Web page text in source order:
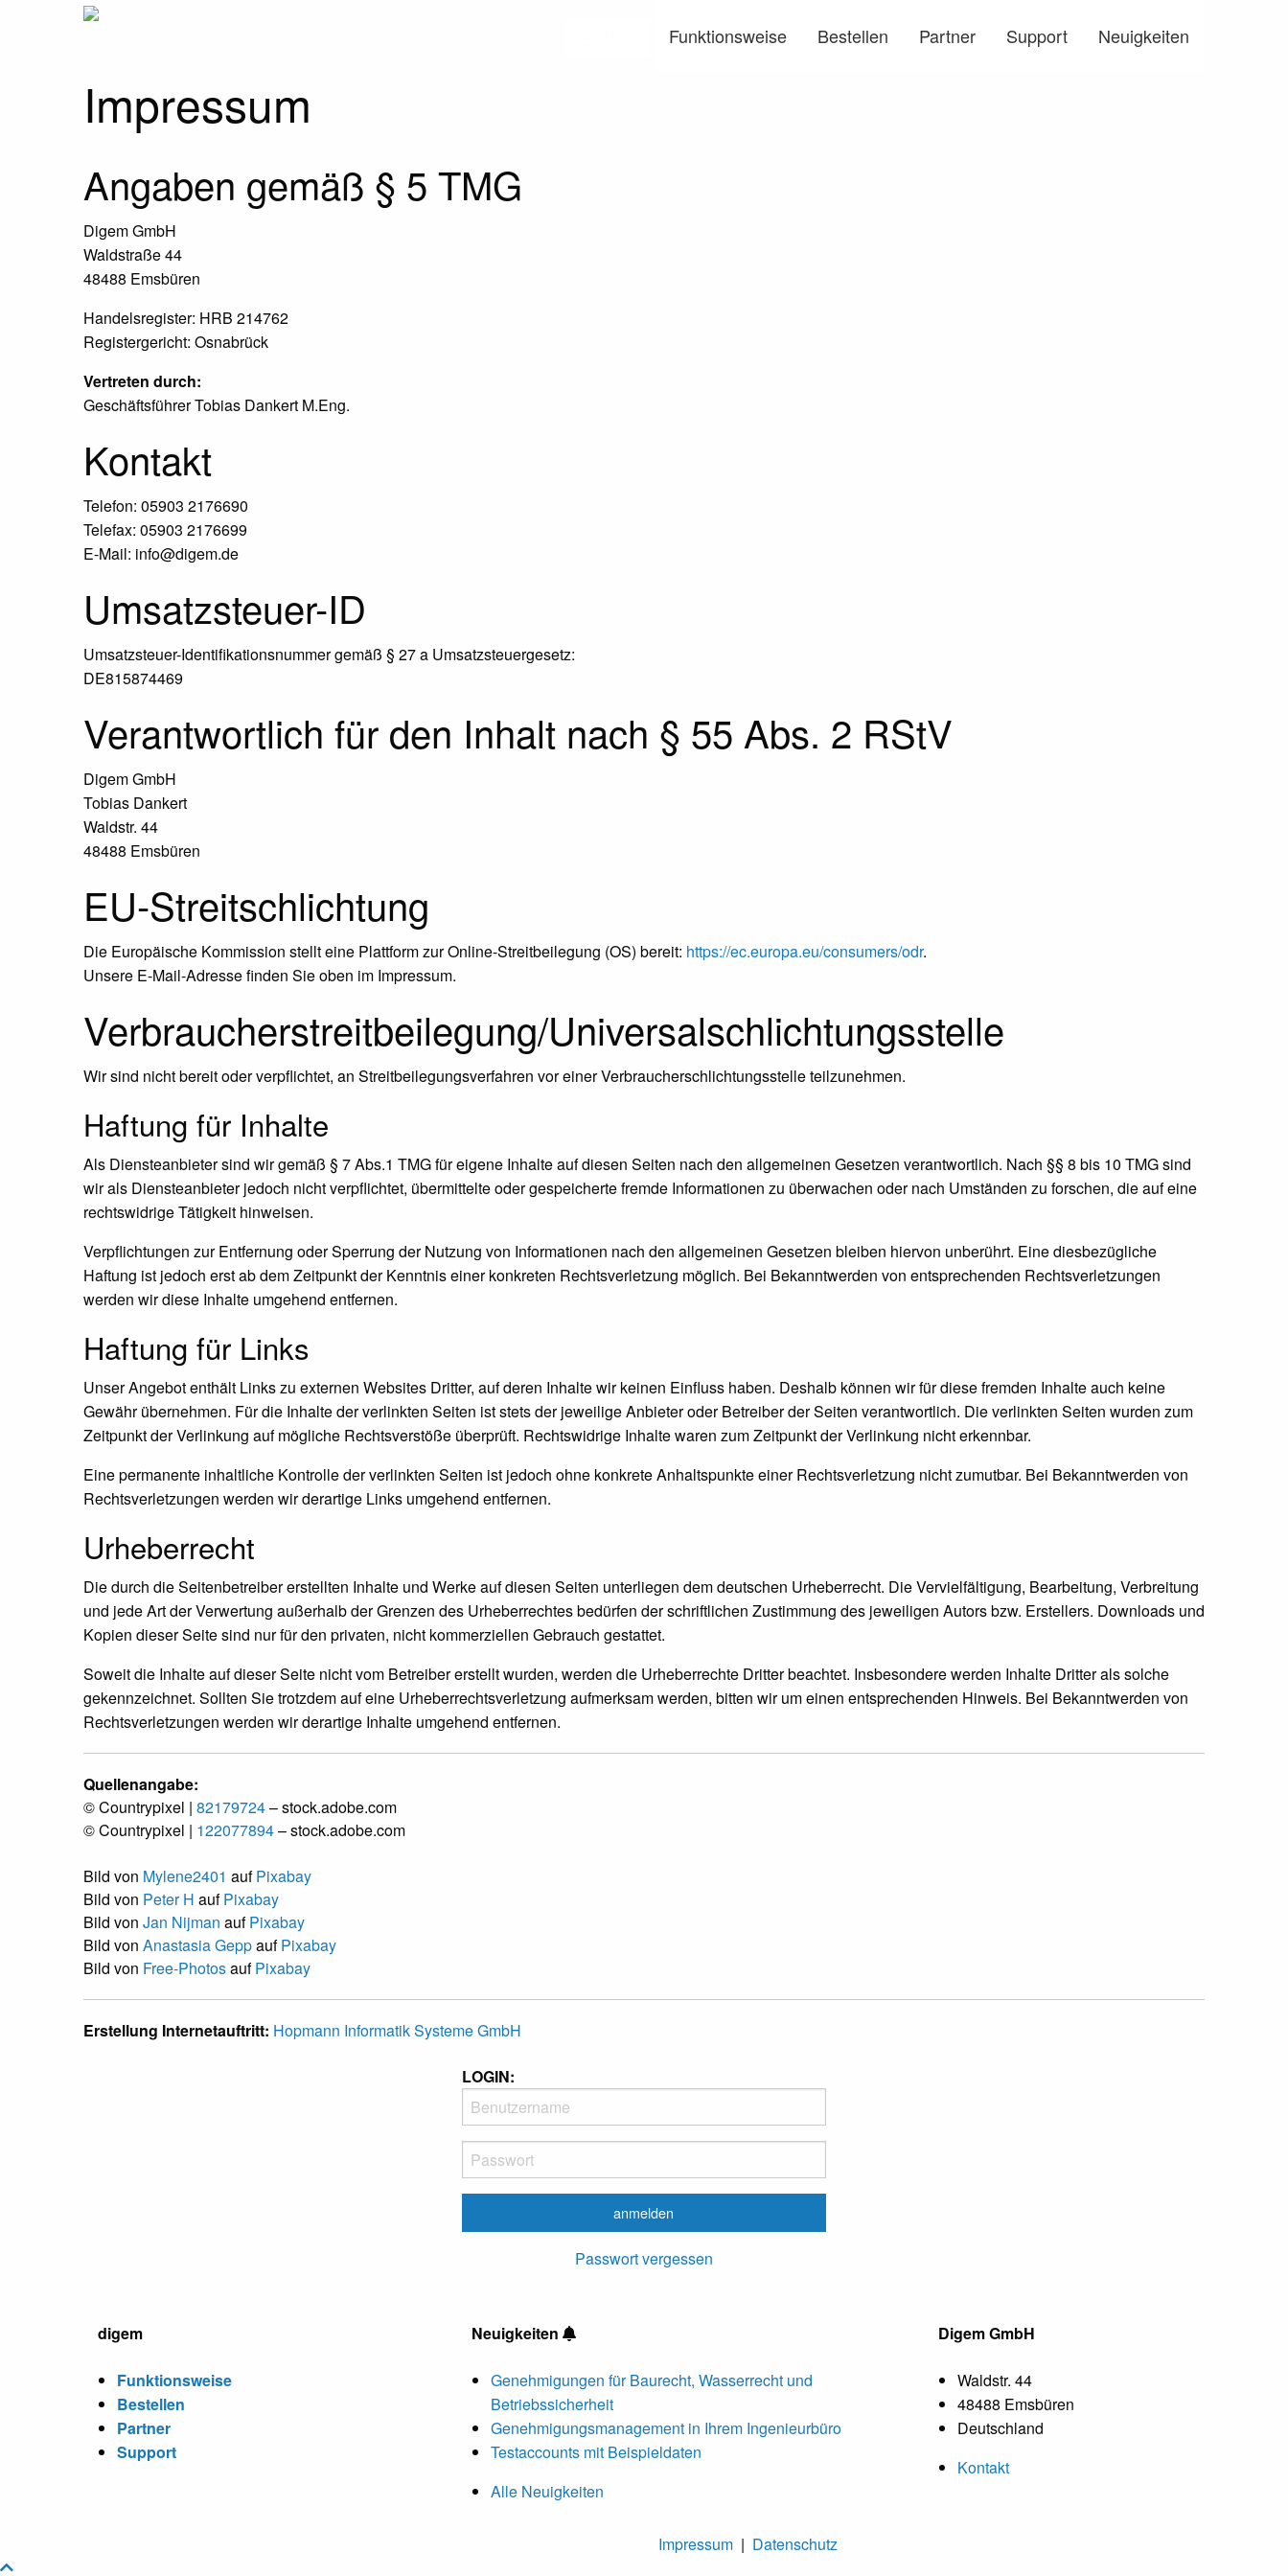
Funktionsweise Bestellen Partner Support Neuigkeiten
Impressum
Angaben gemäß § 5 TMG
Digem GmbH
Waldstraße 44
48488 Emsbüren
Handelsregister: HRB 214762
Registergericht: Osnabrück
Vertreten durch:
Geschäftsführer Tobias Dankert M.Eng.
Kontakt
Telefon: 05903 2176690
Telefax: 05903 2176699
E-Mail: info@digem.de
Umsatzsteuer-ID
Umsatzsteuer-Identifikationsnummer gemäß § 27 a Umsatzsteuergesetz:
DE815874469
Verantwortlich für den Inhalt nach § 55 Abs. 2 RStV
Digem GmbH
Tobias Dankert
Waldstr. 44
48488 Emsbüren
EU-Streitschlichtung
Die Europäische Kommission stellt eine Plattform zur Online-Streitbeilegung (OS) bereit: https://ec.europa.eu/consumers/odr.
Unsere E-Mail-Adresse finden Sie oben im Impressum.
Verbraucher­streit­beilegung/Universal­schlichtungs­stelle
Wir sind nicht bereit oder verpflichtet, an Streitbeilegungsverfahren vor einer Verbraucherschlichtungsstelle teilzunehmen.
Haftung für Inhalte
Als Diensteanbieter sind wir gemäß § 7 Abs.1 TMG für eigene Inhalte auf diesen Seiten nach den allgemeinen Gesetzen verantwortlich. Nach §§ 8 bis 10 TMG sind
wir als Diensteanbieter jedoch nicht verpflichtet, übermittelte oder gespeicherte fremde Informationen zu überwachen oder nach Umständen zu forschen, die auf eine
rechtswidrige Tätigkeit hinweisen.
Verpflichtungen zur Entfernung oder Sperrung der Nutzung von Informationen nach den allgemeinen Gesetzen bleiben hiervon unberührt. Eine diesbezügliche
Haftung ist jedoch erst ab dem Zeitpunkt der Kenntnis einer konkreten Rechtsverletzung möglich. Bei Bekanntwerden von entsprechenden Rechtsverletzungen
werden wir diese Inhalte umgehend entfernen.
Haftung für Links
Unser Angebot enthält Links zu externen Websites Dritter, auf deren Inhalte wir keinen Einfluss haben. Deshalb können wir für diese fremden Inhalte auch keine
Gewähr übernehmen. Für die Inhalte der verlinkten Seiten ist stets der jeweilige Anbieter oder Betreiber der Seiten verantwortlich. Die verlinkten Seiten wurden zum
Zeitpunkt der Verlinkung auf mögliche Rechtsverstöße überprüft. Rechtswidrige Inhalte waren zum Zeitpunkt der Verlinkung nicht erkennbar.
Eine permanente inhaltliche Kontrolle der verlinkten Seiten ist jedoch ohne konkrete Anhaltspunkte einer Rechtsverletzung nicht zumutbar. Bei Bekanntwerden von
Rechtsverletzungen werden wir derartige Links umgehend entfernen.
Urheberrecht
Die durch die Seitenbetreiber erstellten Inhalte und Werke auf diesen Seiten unterliegen dem deutschen Urheberrecht. Die Vervielfältigung, Bearbeitung, Verbreitung
und jede Art der Verwertung außerhalb der Grenzen des Urheberrechtes bedürfen der schriftlichen Zustimmung des jeweiligen Autors bzw. Erstellers. Downloads und
Kopien dieser Seite sind nur für den privaten, nicht kommerziellen Gebrauch gestattet.
Soweit die Inhalte auf dieser Seite nicht vom Betreiber erstellt wurden, werden die Urheberrechte Dritter beachtet. Insbesondere werden Inhalte Dritter als solche
gekennzeichnet. Sollten Sie trotzdem auf eine Urheberrechtsverletzung aufmerksam werden, bitten wir um einen entsprechenden Hinweis. Bei Bekanntwerden von
Rechtsverletzungen werden wir derartige Inhalte umgehend entfernen.
Quellenangabe:
© Countrypixel | 82179724– stock.adobe.com
© Countrypixel | 122077894– stock.adobe.com
Bild von Mylene2401 aufPixabay
Bild von Peter H aufPixabay
Bild von Jan Nijman aufPixabay
Bild von Anastasia GeppaufPixabay
Bild von Free-PhotosaufPixabay
Erstellung Internetauftritt: Hopmann Informatik Systeme GmbH
LOGIN:
Passwort vergessen
digem
Funktionsweise
Bestellen
Partner
Support
Neuigkeiten
Genehmigungen für Baurecht, Wasserrecht und
Betriebssicherheit
Genehmigungsmanagement in Ihrem Ingenieurbüro
Testaccounts mit Beispieldaten
Alle Neuigkeiten
Digem GmbH
Waldstr. 44
48488 Emsbüren
Deutschland
Kontakt
Impressum | Datenschutz